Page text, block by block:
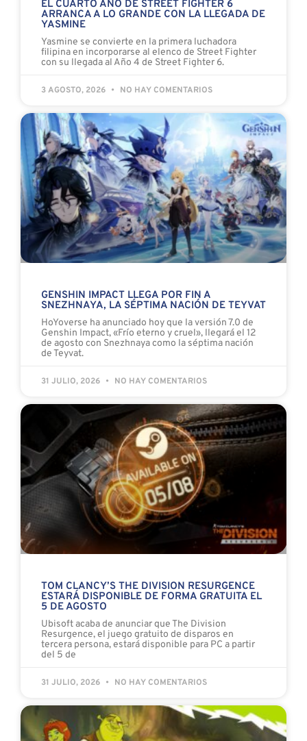
EL CUARTO AÑO DE STREET FIGHTER 6
ARRANCA A LO GRANDE CON LA LLEGADA DE
YASMINE
Yasmine se convierte en la primera luchadora
filipina en incorporarse al elenco de Street Fighter
con su llegada al Año 4 de Street Fighter 6.
3 AGOSTO, 2026 NO HAY COMENTARIOS
GENSHIN IMPACT LLEGA POR FIN A
SNEZHNAYA, LA SÉPTIMA NACIÓN DE TEYVAT
HoYoverse ha anunciado hoy que la versión 7.0 de
Genshin Impact, «Frío eterno y cruel», llegará el 12
de agosto con Snezhnaya como la séptima nación
de Teyvat.
31 JULIO, 2026 NO HAY COMENTARIOS
TOM CLANCY’S THE DIVISION RESURGENCE
ESTARÁ DISPONIBLE DE FORMA GRATUITA EL
5 DE AGOSTO
Ubisoft acaba de anunciar que The Division
Resurgence, el juego gratuito de disparos en
tercera persona, estará disponible para PC a partir
del 5 de
31 JULIO, 2026 NO HAY COMENTARIOS